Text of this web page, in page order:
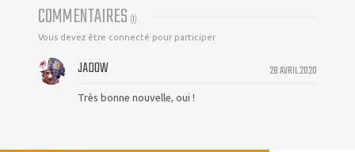
COMMENTAIRES (1)
Vous devez être connecté pour participer
28 AVRIL 2020
JADOW
Très bonne nouvelle, oui !